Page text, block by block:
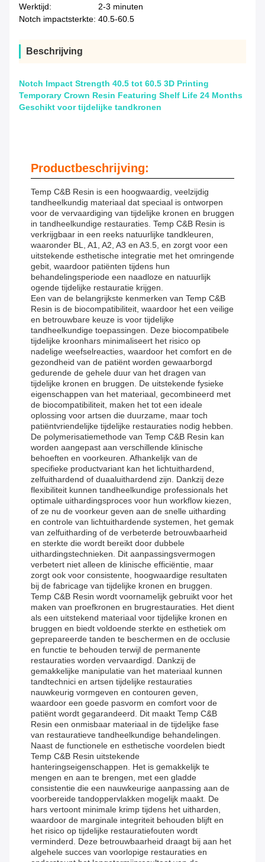
Werktijd:
2-3 minuten
Notch impactsterkte: 40.5-60.5
Beschrijving
Notch Impact Strength 40.5 tot 60.5 3D Printing
Temporary Crown Resin Featuring Shelf Life 24 Months
Geschikt voor tijdelijke tandkronen
Productbeschrijving:
Temp C&B Resin is een hoogwaardig, veelzijdig
tandheelkundig materiaal dat speciaal is ontworpen
voor de vervaardiging van tijdelijke kronen en bruggen
in tandheelkundige restauraties. Temp C&B Resin is
verkrijgbaar in een reeks natuurlijke tandkleuren,
waaronder BL, A1, A2, A3 en A3.5, en zorgt voor een
uitstekende esthetische integratie met het omringende
gebit, waardoor patiënten tijdens hun
behandelingsperiode een naadloze en natuurlijk
ogende tijdelijke restauratie krijgen.
Een van de belangrijkste kenmerken van Temp C&B
Resin is de biocompatibiliteit, waardoor het een veilige
en betrouwbare keuze is voor tijdelijke
tandheelkundige toepassingen. Deze biocompatibele
tijdelijke kroonhars minimaliseert het risico op
nadelige weefselreacties, waardoor het comfort en de
gezondheid van de patiënt worden gewaarborgd
gedurende de gehele duur van het dragen van
tijdelijke kronen en bruggen. De uitstekende fysieke
eigenschappen van het materiaal, gecombineerd met
de biocompatibiliteit, maken het tot een ideale
oplossing voor artsen die duurzame, maar toch
patiëntvriendelijke tijdelijke restauraties nodig hebben.
De polymerisatiemethode van Temp C&B Resin kan
worden aangepast aan verschillende klinische
behoeften en voorkeuren. Afhankelijk van de
specifieke productvariant kan het lichtuithardend,
zelfuithardend of duaaluithardend zijn. Dankzij deze
flexibiliteit kunnen tandheelkundige professionals het
optimale uithardingsproces voor hun workflow kiezen,
of ze nu de voorkeur geven aan de snelle uitharding
en controle van lichtuithardende systemen, het gemak
van zelfuitharding of de verbeterde betrouwbaarheid
en sterkte die wordt bereikt door dubbele
uithardingstechnieken. Dit aanpassingsvermogen
verbetert niet alleen de klinische efficiëntie, maar
zorgt ook voor consistente, hoogwaardige resultaten
bij de fabricage van tijdelijke kronen en bruggen.
Temp C&B Resin wordt voornamelijk gebruikt voor het
maken van proefkronen en brugrestauraties. Het dient
als een uitstekend materiaal voor tijdelijke kronen en
bruggen en biedt voldoende sterkte en esthetiek om
geprepareerde tanden te beschermen en de occlusie
en functie te behouden terwijl de permanente
restauraties worden vervaardigd. Dankzij de
gemakkelijke manipulatie van het materiaal kunnen
tandtechnici en artsen tijdelijke restauraties
nauwkeurig vormgeven en contouren geven,
waardoor een goede pasvorm en comfort voor de
patiënt wordt gegarandeerd. Dit maakt Temp C&B
Resin een onmisbaar materiaal in de tijdelijke fase
van restauratieve tandheelkundige behandelingen.
Naast de functionele en esthetische voordelen biedt
Temp C&B Resin uitstekende
hanteringseigenschappen. Het is gemakkelijk te
mengen en aan te brengen, met een gladde
consistentie die een nauwkeurige aanpassing aan de
voorbereide tandoppervlakken mogelijk maakt. De
hars vertoont minimale krimp tijdens het uitharden,
waardoor de marginale integriteit behouden blijft en
het risico op tijdelijke restauratiefouten wordt
verminderd. Deze betrouwbaarheid draagt ​​bij aan het
algehele succes van voorlopige restauraties en